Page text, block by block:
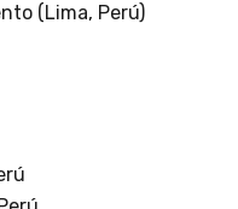
(Lima, Perú)